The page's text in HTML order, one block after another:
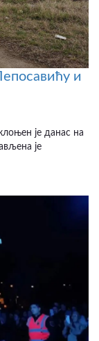
и
је данас на
је